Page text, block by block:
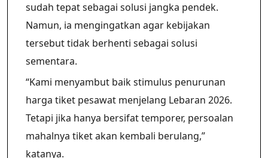
sudah tepat sebagai solusi jangka pendek.
Namun, ia mengingatkan agar kebijakan
tersebut tidak berhenti sebagai solusi
sementara.
“Kami menyambut baik stimulus penurunan
harga tiket pesawat menjelang Lebaran 2026.
Tetapi jika hanya bersifat temporer, persoalan
mahalnya tiket akan kembali berulang,”
katanya.